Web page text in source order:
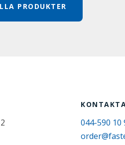
PRODUKTER
044-590 10